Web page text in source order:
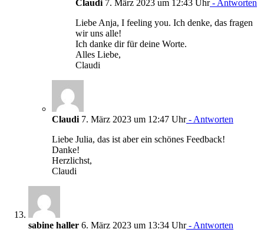
Claudi 7. März 2023 um 12:43 Uhr- Antworten
Liebe Anja, I feeling you. Ich denke, das fragen
wir uns alle!
Ich danke dir für deine Worte.
Alles Liebe,
Claudi
Claudi 7. März 2023 um 12:47 Uhr- Antworten
Liebe Julia, das ist aber ein schönes Feedback!
Danke!
Herzlichst,
Claudi
sabine haller 6. März 2023 um 13:34 Uhr- Antworten